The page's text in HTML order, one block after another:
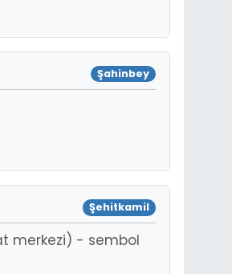
Şahinbey
Şehitkamil
merkezi) - sembol